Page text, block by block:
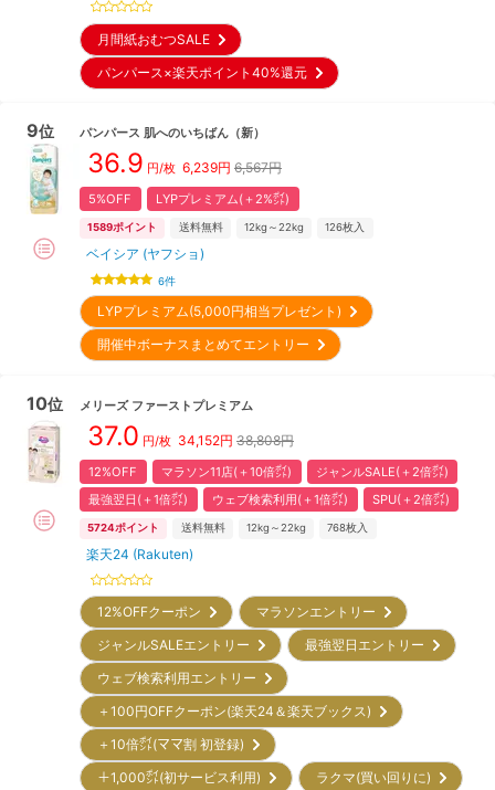
月間紙おむつSALE
パンパース×楽天ポイント40%還元
9位 パンパース 肌へのいちばん （新）
36.9 円/枚 6,239円 6,567円
5%OFF LYPプレミアム(＋2%㌽)
1589ポイント 送料無料 12kg～22kg 126枚入
ベイシア (ヤフショ)
6件
LYPプレミアム(5,000円相当プレゼント)
開催中ボーナスまとめてエントリー
10位 メリーズ ファーストプレミアム
37.0 円/枚 34,152円 38,808円
12%OFF マラソン11店(＋10倍㌽)
ジャンルSALE(＋2倍㌽)
最強翌日(＋1倍㌽)
ウェブ検索利用(＋1倍㌽) SPU(＋2倍㌽)
5724ポイント 送料無料 12kg～22kg 768枚入
楽天24 (Rakuten)
12%OFFクーポン
マラソンエントリー
ジャンルSALEエントリー
最強翌日エントリー
ウェブ検索利用エントリー
＋100円OFFクーポン(楽天24＆楽天ブックス)
＋10倍㌽(ママ割 初登録)
＋1,000㌽(初サービス利用)
ラクマ(買い回りに)